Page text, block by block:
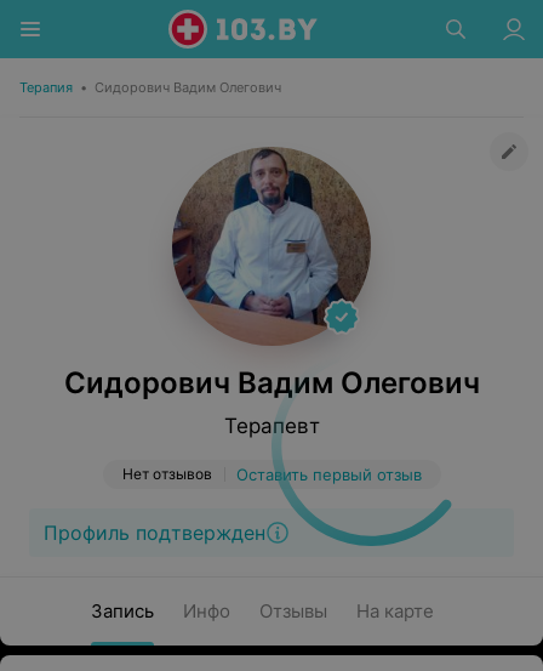
Терапия • Сидорович Вадим Олегович
Сидорович Вадим Олегович
Терапевт
Нет отзывов Оставить первый отзыв
Профиль подтвержден
Запись Инфо Отзывы На карте